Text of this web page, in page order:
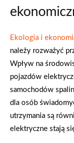
Ekologia i
należy rozważyć
Wpływ na
pojazdów
samochodów
dla osób
utrzymania są
elektryczne stają